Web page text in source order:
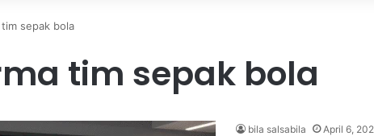
sepak bola
tim sepak bola
bila salsabila April 6,